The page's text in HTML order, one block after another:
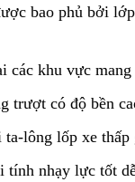
bao phủ bởi
các khu vực
trượt có độ bền
lông lốp xe thấp
tính nhạy lực tốt